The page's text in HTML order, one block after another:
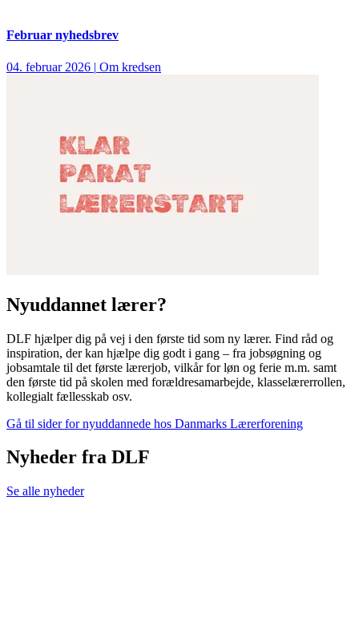
Februar nyhedsbrev
04. februar 2026 | Om kredsen
Nyuddannet lærer?
DLF hjælper dig på vej i den første tid som ny lærer. Find råd og
inspiration, der kan hjælpe dig godt i gang – fra jobsøgning og
jobsamtale til det første lærerjob, vilkår for løn og ferie m.m. samt
den første tid på skolen med forældresamarbejde, klasselærerrollen,
kollegialt fællesskab osv.
Gå til sider for nyuddannede hos Danmarks Lærerforening
Nyheder fra DLF
Se alle nyheder